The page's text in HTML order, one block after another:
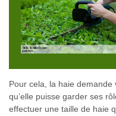
Pour cela, la haie demande
qu’elle puisse garder ses
effectuer une taille de haie